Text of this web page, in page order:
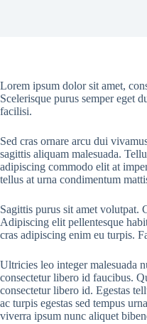
Lorem ipsum dolor sit amet,
Scelerisque purus semper eget
facilisi.
Sed cras ornare arcu dui
sagittis aliquam malesuada.
adipiscing commodo elit at
tellus at urna condimentum
Sagittis purus sit amet volutpat.
Adipiscing elit pellentesque
cras adipiscing enim eu turpis.
Ultricies leo integer malesuada
consectetur libero id faucibus.
consectetur libero id. Egestas
ac turpis egestas sed tempus
viverra ipsum nunc aliquet